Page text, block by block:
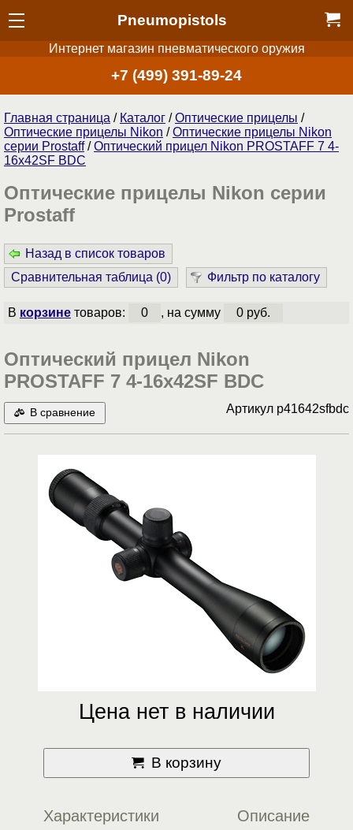
Pneumopistols
Интернет магазин пневматического оружия
+7 (499) 391-89-24
Главная страница / Каталог /Оптические прицелы /
Оптические прицелы Nikon /Оптические прицелы Nikon
серии Prostaff/Оптический прицел Nikon PROSTAFF 7 4-
16x42SF BDC
Оптические прицелы Nikon серии
Prostaff
Назад в список товаров
Сравнительная таблица (0) Фильтр по каталогу
В корзинетоваров: 0 , на сумму 0 руб.
Оптический прицел Nikon
PROSTAFF 7 4-16x42SF BDC
В сравнение Артикул p41642sfbdc
Цена нет в наличии
В корзину
Характеристики Описание